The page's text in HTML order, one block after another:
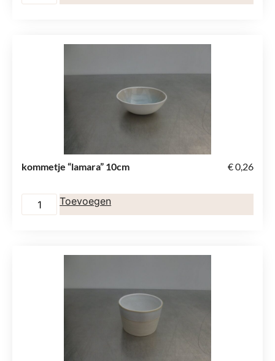
kommetje “lamara” 10cm €0,26
Toevoegen